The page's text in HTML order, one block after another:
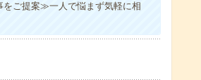
ご提案≫一人で悩まず気軽に相